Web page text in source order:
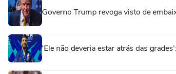
Governo Trump revoga visto de
'Ele não deveria estar atrás das